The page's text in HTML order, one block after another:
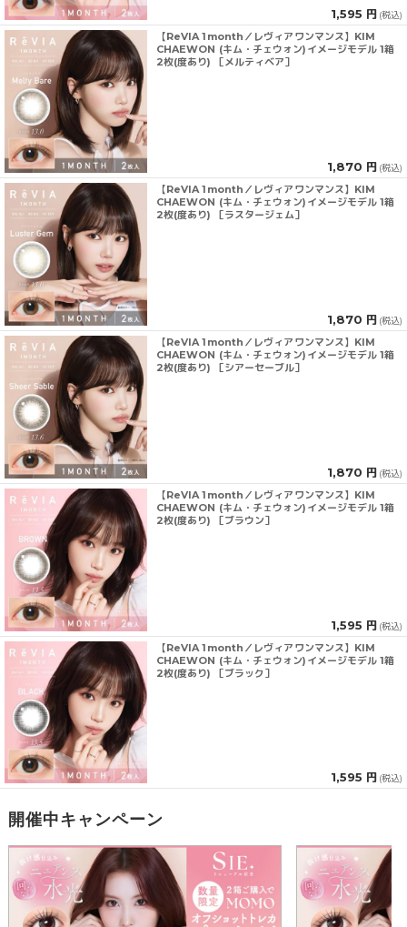
1,595 円 (税込)
【ReVIA 1month／レヴィアワンマンス】KIM
CHAEWON (キム・チェウォン)イメージモデル 1箱
2枚(度あり) ［メルティベア］
1,870 円 (税込)
【ReVIA 1month／レヴィアワンマンス】KIM
CHAEWON (キム・チェウォン)イメージモデル 1箱
2枚(度あり) ［ラスタージェム］
1,870 円 (税込)
【ReVIA 1month／レヴィアワンマンス】KIM
CHAEWON (キム・チェウォン)イメージモデル 1箱
2枚(度あり) ［シアーセーブル］
1,870 円 (税込)
【ReVIA 1month／レヴィアワンマンス】KIM
CHAEWON (キム・チェウォン)イメージモデル 1箱
2枚(度あり) ［ブラウン］
1,595 円 (税込)
【ReVIA 1month／レヴィアワンマンス】KIM
CHAEWON (キム・チェウォン)イメージモデル 1箱
2枚(度あり) ［ブラック］
1,595 円 (税込)
開催中キャンペーン